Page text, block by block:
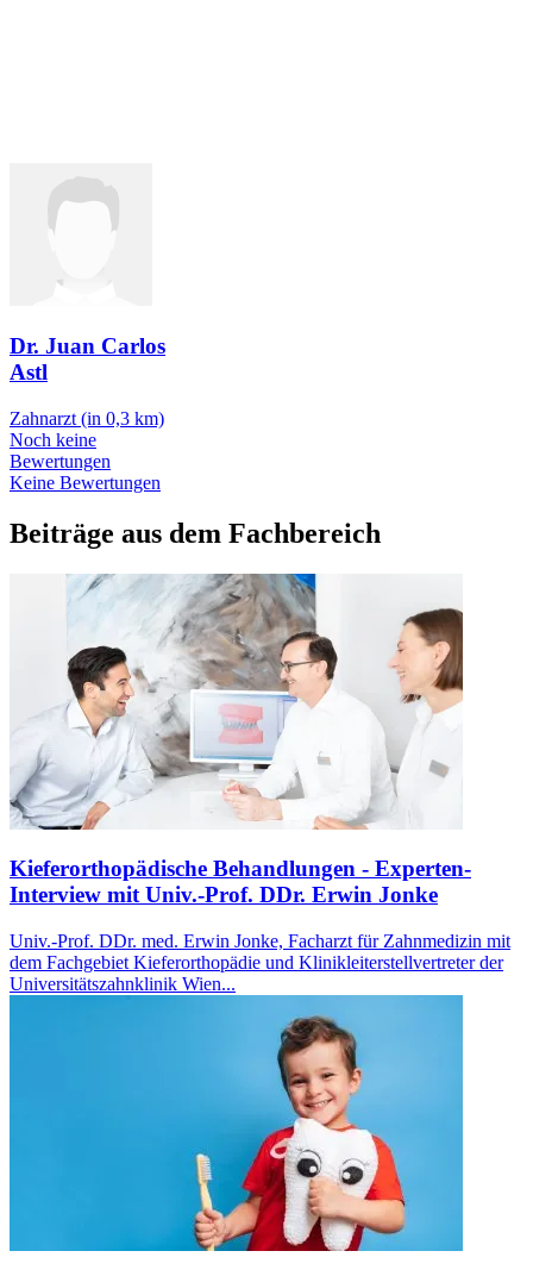
Dr. Juan Carlos
Astl
Zahnarzt (in 0,3 km)
Noch keine
Bewertungen
Keine Bewertungen
Beiträge aus dem Fachbereich
Kieferorthopädische Behandlungen - Experten-
Interview mit Univ.-Prof. DDr. Erwin Jonke
Univ.-Prof. DDr. med. Erwin Jonke, Facharzt für Zahnmedizin mit
dem Fachgebiet Kieferorthopädie und Klinikleiterstellvertreter der
Universitätszahnklinik Wien...